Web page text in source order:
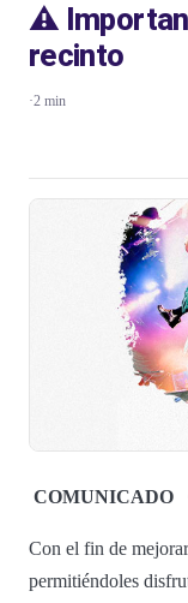
⚠️
recinto
·2 min
COMUNICADO
Con el fin de
permitiéndoles